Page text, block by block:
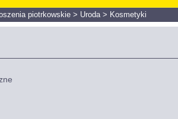
piotrkowskie > Uroda> Kosmetyki